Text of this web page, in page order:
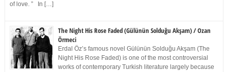
of love. ” In […]
The Night His Rose Faded (Gülünün Solduğu Akşam) / Ozan
Örmeci
Erdal Öz’s famous novel Gülünün Solduğu Akşam (The
Night His Rose Faded) is one of the most controversial
works of contemporary Turkish literature largely because